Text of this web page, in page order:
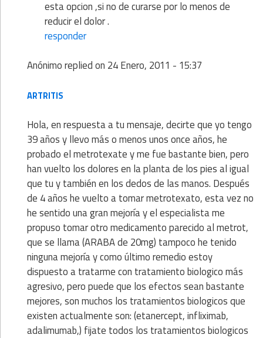
esta opcion ,si no de curarse por lo menos de
reducir el dolor .
responder
Anónimoreplied on 24 Enero, 2011 - 15:37
ARTRITIS
Hola, en respuesta a tu mensaje, decirte que yo tengo
39 años y llevo más o menos unos once años, he
probado el metrotexate y me fue bastante bien, pero
han vuelto los dolores en la planta de los pies al igual
que tu y también en los dedos de las manos. Después
de 4 años he vuelto a tomar metrotexato, esta vez no
he sentido una gran mejoría y el especialista me
propuso tomar otro medicamento parecido al metrot,
que se llama (ARABA de 20mg) tampoco he tenido
ninguna mejoría y como último remedio estoy
dispuesto a tratarme con tratamiento biologico más
agresivo, pero puede que los efectos sean bastante
mejores, son muchos los tratamientos biologicos que
existen actualmente son: (etanercept, infliximab,
adalimumab,) fijate todos los tratamientos biologicos